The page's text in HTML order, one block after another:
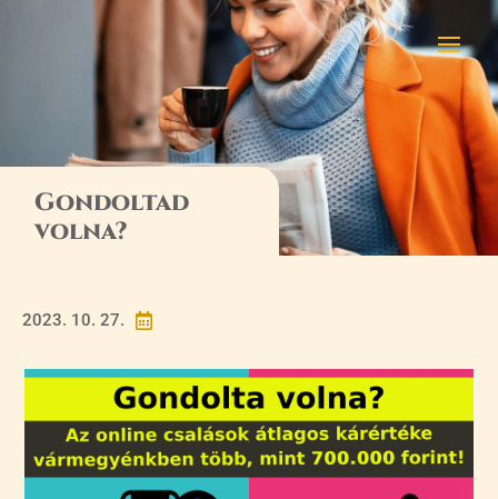
Gondoltad
volna?

2023. 10. 27.